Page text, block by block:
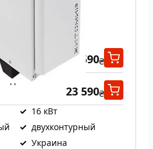
23 590₴
23 590₴
✓ 16 кВт
✓ двухконтурный
✓ Украина